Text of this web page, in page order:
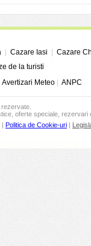
Cazare Iasi
Cazare
de la turisti
Avertizari Meteo ANPC
oferte speciale, rezervari
| Politica de Cookie-uri |